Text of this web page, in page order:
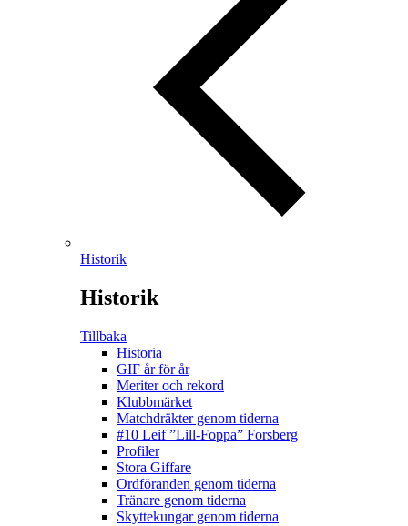
Historik
Historik
Tillbaka
Historia
GIF år för år
Meriter och rekord
Klubbmärket
Matchdräkter genom tiderna
#10 Leif ”Lill-Foppa” Forsberg
Profiler
Stora Giffare
Ordföranden genom tiderna
Tränare genom tiderna
Skyttekungar genom tiderna